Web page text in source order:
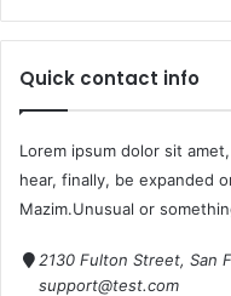
Quick contact info
Lorem ipsum dolor sit
hear, finally, be expanded
Mazim.Unusual or
2130 Fulton Street, San
support@test.com